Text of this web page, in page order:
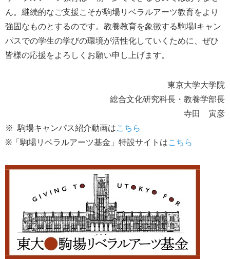
ん。継続的なご支援こそが駒場リベラルアーツ教育をより
強固なものとするのです。教養教育を象徴する駒場Ⅰキャン
パスでの学生の学びの環境が活性化していくために、ぜひ
皆様の応援をよろしくお願い申し上げます。
東京大学大学院
総合文化研究科長・教養学部長
寺田 寅彦
※ 駒場キャンパス紹介動画はこちら
※「駒場リベラルアーツ基金」特設サイトはこちら